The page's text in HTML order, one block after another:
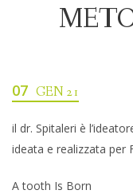
07 GEN 21
il dr. Spitaleri è
ideata e realizzata per
A tooth Is Born